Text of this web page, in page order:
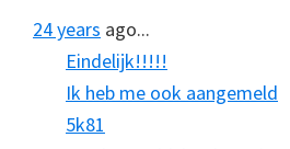
24 years ago...
Eindelijk!!!!!
Ik heb me ook aangemeld
5k81